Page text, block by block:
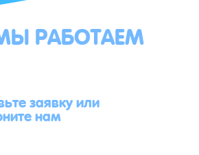
РАБОТАЕМ
заявку или
нам